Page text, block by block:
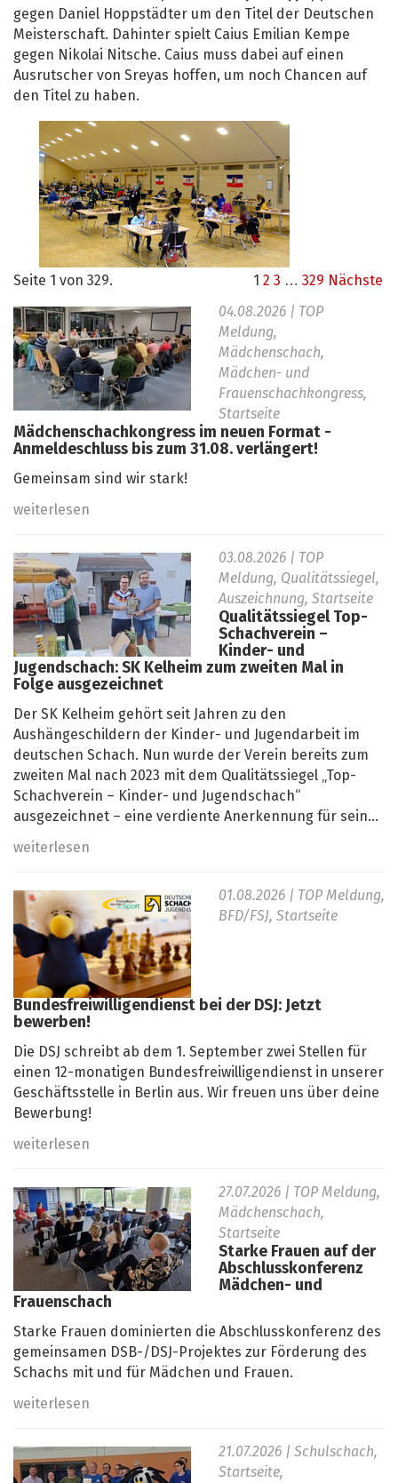
gegen Daniel Hoppstädter um den Titel der Deutschen
Meisterschaft. Dahinter spielt Caius Emilian Kempe
gegen Nikolai Nitsche. Caius muss dabei auf einen
Ausrutscher von Sreyas hoffen, um noch Chancen auf
den Titel zu haben.
Seite 1 von 329. 1 2 3 … 329 Nächste
04.08.2026 | TOP
Meldung,
Mädchenschach,
Mädchen- und
Frauenschachkongress,
Startseite
Mädchenschachkongress im neuen Format -
Anmeldeschluss bis zum 31.08. verlängert!
Gemeinsam sind wir stark!
weiterlesen
03.08.2026 | TOP
Meldung, Qualitätssiegel,
Auszeichnung, Startseite
Qualitätssiegel Top-
Schachverein –
Kinder- und
Jugendschach: SK Kelheim zum zweiten Mal in
Folge ausgezeichnet
Der SK Kelheim gehört seit Jahren zu den
Aushängeschildern der Kinder- und Jugendarbeit im
deutschen Schach. Nun wurde der Verein bereits zum
zweiten Mal nach 2023 mit dem Qualitätssiegel „Top-
Schachverein – Kinder- und Jugendschach“
ausgezeichnet – eine verdiente Anerkennung für sein...
weiterlesen
01.08.2026 | TOP Meldung,
BFD/FSJ, Startseite
Bundesfreiwilligendienst bei der DSJ: Jetzt
bewerben!
Die DSJ schreibt ab dem 1. September zwei Stellen für
einen 12-monatigen Bundesfreiwilligendienst in unserer
Geschäftsstelle in Berlin aus. Wir freuen uns über deine
Bewerbung!
weiterlesen
27.07.2026 | TOP Meldung,
Mädchenschach,
Startseite
Starke Frauen auf der
Abschlusskonferenz
Mädchen- und
Frauenschach
Starke Frauen dominierten die Abschlusskonferenz des
gemeinsamen DSB-/DSJ-Projektes zur Förderung des
Schachs mit und für Mädchen und Frauen.
weiterlesen
21.07.2026 | Schulschach,
Startseite,